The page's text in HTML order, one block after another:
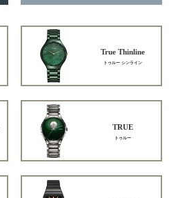
True Thinline
トゥルー シンライン
TRUE
トゥルー